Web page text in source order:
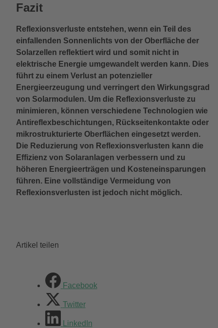
Fazit
Reflexionsverluste entstehen, wenn ein Teil des
einfallenden Sonnenlichts von der Oberfläche der
Solarzellen reflektiert wird und somit nicht in
elektrische Energie umgewandelt werden kann. Dies
führt zu einem Verlust an potenzieller
Energieerzeugung und verringert den Wirkungsgrad
von Solarmodulen. Um die Reflexionsverluste zu
minimieren, können verschiedene Technologien wie
Antireflexbeschichtungen, Rückseitenkontakte oder
mikrostrukturierte Oberflächen eingesetzt werden.
Die Reduzierung von Reflexionsverlusten kann die
Effizienz von Solaranlagen verbessern und zu
höheren Energieerträgen und Kosteneinsparungen
führen. Eine vollständige Vermeidung von
Reflexionsverlusten ist jedoch nicht möglich.
Artikel teilen
Facebook
Twitter
LinkedIn